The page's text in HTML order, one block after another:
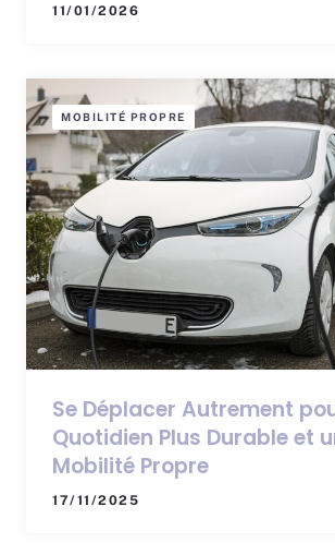
11/01/2026
MOBILITÉ PROPRE
Se Déplacer Autrement
Quotidien Plus Durable et
Mobilité Propre
17/11/2025